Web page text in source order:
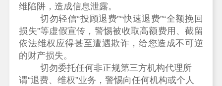
维陷阱，造成信息泄露。
切勿轻信“投顾退费”“快速退费”“全额挽回
损失”等虚假宣传，警惕被收取高额费用、截留
依法维权应得甚至遭遇欺诈，给您造成不可逆
的财产损失。
切勿委托任何非正规第三方机构代理所
谓“退费、维权”业务，警惕向任何机构或个人